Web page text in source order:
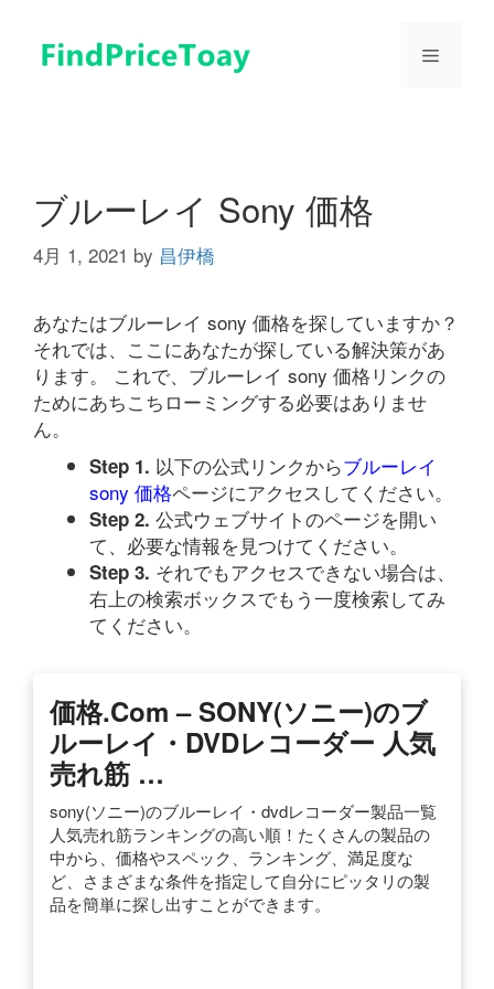
メ
ブルーレイ Sony 価格
4月 1, 2021 by 昌伊橋
あなたはブルーレイ sony 価格を探していますか？
それでは、ここにあなたが探している解決策があ
ります。 これで、ブルーレイ sony 価格リンクの
ためにあちこちローミングする必要はありませ
ん。
Step 1. 以下の公式リンクからブルーレイ
sony 価格ページにアクセスしてください。
Step 2. 公式ウェブサイトのページを開い
て、必要な情報を見つけてください。
Step 3. それでもアクセスできない場合は、
右上の検索ボックスでもう一度検索してみ
てください。
価格.com – SONY(ソニー)のブ
ルーレイ・DVDレコーダー 人気
売れ筋 …
sony(ソニー)のブルーレイ・dvdレコーダー製品一覧
人気売れ筋ランキングの高い順！たくさんの製品の
中から、価格やスペック、ランキング、満足度な
ど、さまざまな条件を指定して自分にピッタリの製
品を簡単に探し出すことができます。